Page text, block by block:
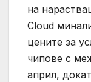
на
Cloud
цените за
чипове с
април,